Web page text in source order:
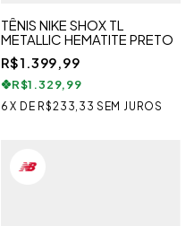
TÊNIS NIKE SHOX TL
METALLIC HEMATITE PRETO
R$1.399,99
R$1.329,99
6 X DE R$233,33 SEM JUROS